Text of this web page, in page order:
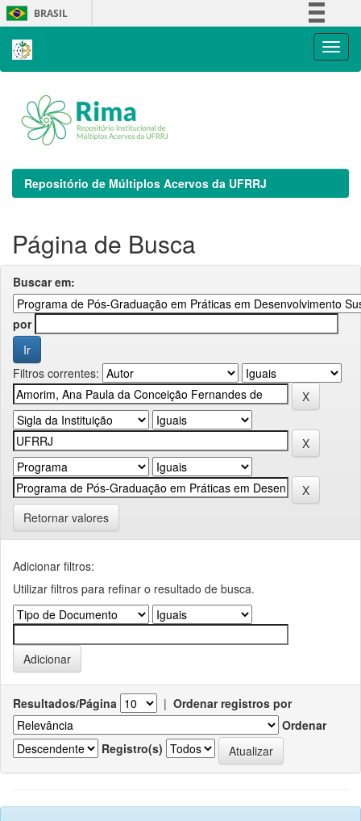
Skip
navigation
BRASIL
Repositório de Múltiplos Acervos da UFRRJ
Página de Busca
Buscar em:
por
Filtros correntes:
Retornar valores
Adicionar filtros:
Utilizar filtros para refinar o resultado de busca.
Resultados/Página | Ordenar registros por
Ordenar
Registro(s)